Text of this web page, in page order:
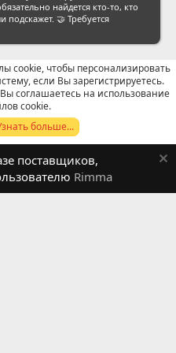
Помощь
R
найдется кто-то, кто
подскажет. 🤝 Требуется
cookie, чтобы персонализировать
если Вы зарегистрируетесь.
соглашаетесь на использование
cookie.
больше...
поставщиков,
Rimma